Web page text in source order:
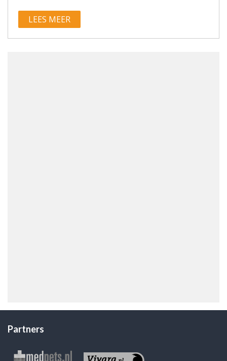
LEES MEER
Partners